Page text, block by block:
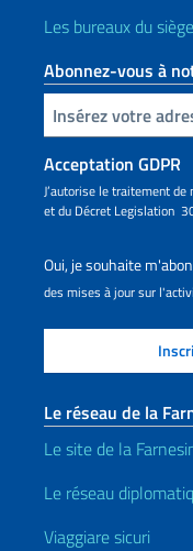
Les bureaux du siège
Abonnez-vous à
Insert your email
Acceptation GDPR
J’autorise le traitement
et du Décret Legislation
Oui, je souhaite
des mises à jour sur
Le réseau de la
Le site de la
Le réseau
Viaggiare sicuri